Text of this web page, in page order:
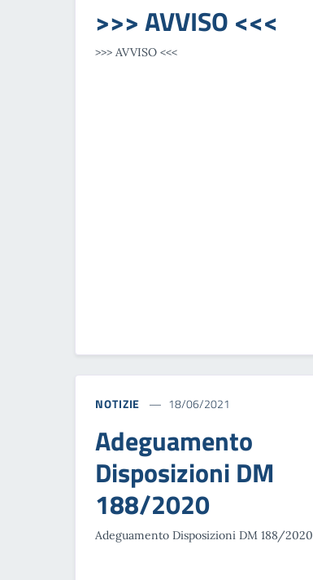
>>> AVVISO <<<
>>> AVVISO <<<
NOTIZIE 18/06/2021
Adeguamento
Disposizioni DM
188/2020
Adeguamento Disposizioni DM 188/2020